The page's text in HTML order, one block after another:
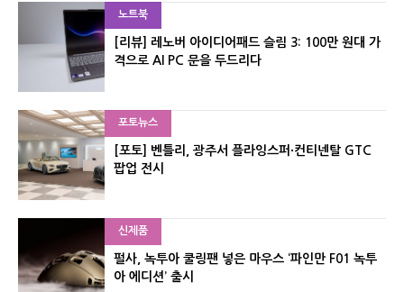
노트북
[리뷰] 레노버 아이디어패드 슬림 3: 100만 원대 가
격으로 AI PC 문을 두드리다
포토뉴스
[포토] 벤틀리, 광주서 플라잉스퍼·컨티넨탈 GTC
팝업 전시
신제품
펄사, 녹투아 쿨링팬 넣은 마우스 ‘파인만 F01 녹투
아 에디션’ 출시